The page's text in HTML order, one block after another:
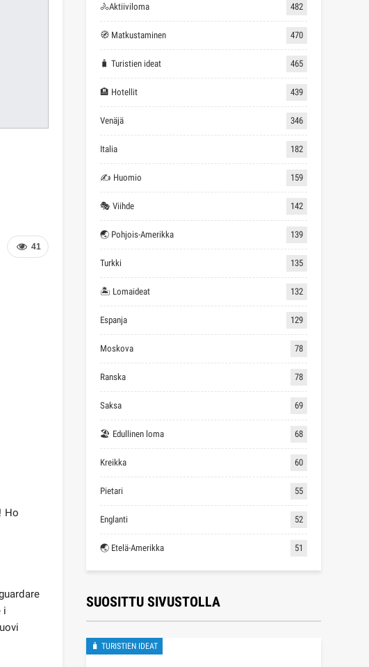
41
Ho
i
🚴Aktiiviloma 482
🧭 Matkustaminen 470
🧳 Turistien ideat 465
🏨 Hotellit 439
Venäjä 346
Italia 182
✍ Huomio 159
🎭 Viihde 142
🌏 Pohjois-Amerikka 139
Turkki 135
🏝 Lomaideat 132
Espanja 129
Moskova 78
Ranska 78
Saksa 69
🏖 Edullinen loma 68
Kreikka 60
Pietari 55
Englanti 52
🌏 Etelä-Amerikka 51
SUOSITTU SIVUSTOLLA
🧳 TURISTIEN IDEAT